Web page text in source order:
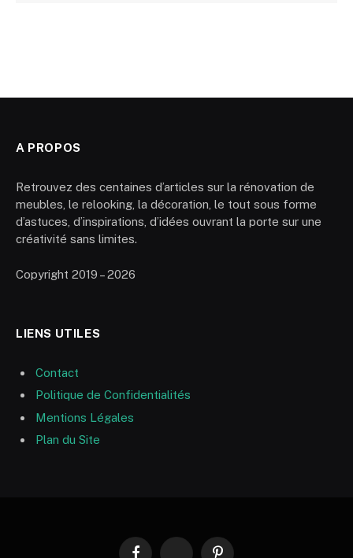
A PROPOS
Retrouvez des centaines d’articles sur la rénovation de
meubles, le relooking, la décoration, le tout sous forme
d’astuces, d’inspirations, d’idées ouvrant la porte sur une
créativité sans limites.
Copyright 2019 – 2026
LIENS UTILES
Contact
Politique de Confidentialités
Mentions Légales
Plan du Site